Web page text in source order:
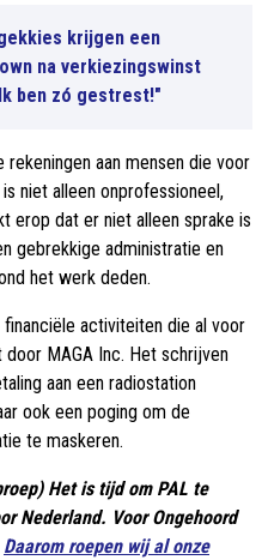
krijgen een
na verkiezingswinst
ben zó gestrest!"
rekeningen aan mensen die voor
niet alleen onprofessioneel,
erop dat er niet alleen sprake is
gebrekkige administratie en
het werk deden.
activiteiten die al voor
MAGA Inc. Het schrijven
aan een radiostation
ook een poging om de
te maskeren.
Het is tijd om PAL te
Nederland. Voor Ongehoord
Daarom roepen wij al onze